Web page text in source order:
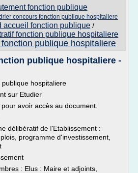
fonction publique
concours fonction publique hospitaliere
accueil fonction publique /
fonction publique hospitaliere
publique hospitaliere
publique hospitaliere -
hospitaliere
sur Etudier
avoir accès au document.
délibératif de l'Etablissement :
programme d'investissement,
: Elus : Maire et adjoints,